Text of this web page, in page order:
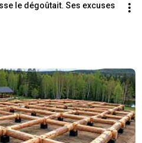
le dégoûtait. Ses excuses